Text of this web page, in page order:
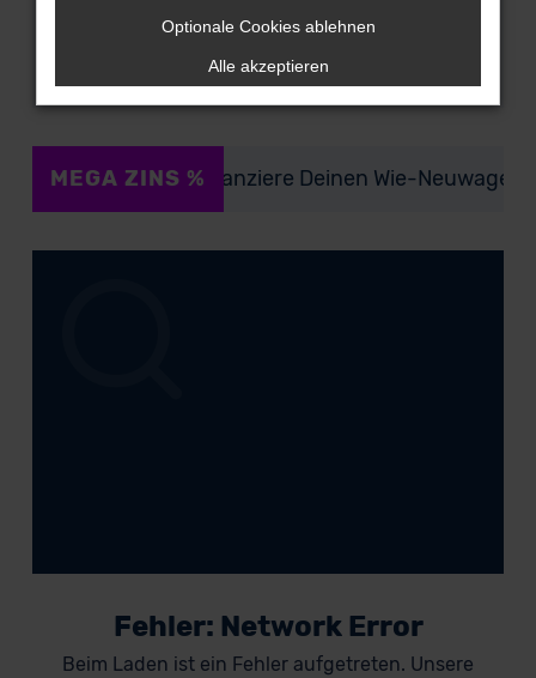
Jetzt Deal sichern
MEGA ZINS %Finanziere Deinen Wie-Neuwagen ab
Fehler: Network Error
Beim Laden ist ein Fehler aufgetreten. Unsere
Optionale Cookies ablehnen
Alle akzeptieren